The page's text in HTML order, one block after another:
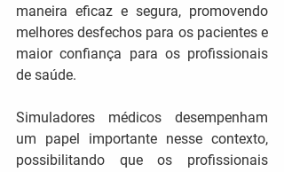
maneira eficaz e segura, promovendo
melhores desfechos para os pacientes e
maior confiança para os profissionais
de saúde.
Simuladores médicos desempenham
um papel importante nesse contexto,
possibilitando que os profissionais